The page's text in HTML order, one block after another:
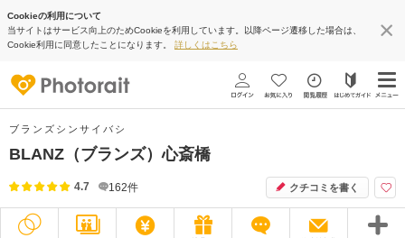
Cookieの利用について
当サイトはサービス向上のためCookieを利用しています。以降ページ遷移した場合は、
Cookie利用に同意したことになります。 詳しくはこちら
ブランズシンサイバシ
BLANZ（ブランズ）心斎橋
4.7 162件 クチコミを書く